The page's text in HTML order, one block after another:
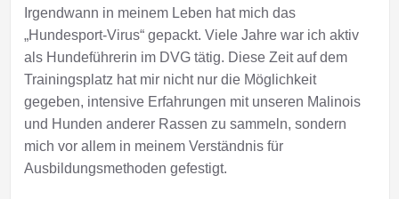
Irgendwann in meinem Leben hat mich das
„Hundesport-Virus“ gepackt. Viele Jahre war ich aktiv
als Hundeführerin im DVG tätig. Diese Zeit auf dem
Trainingsplatz hat mir nicht nur die Möglichkeit
gegeben, intensive Erfahrungen mit unseren Malinois
und Hunden anderer Rassen zu sammeln, sondern
mich vor allem in meinem Verständnis für
Ausbildungsmethoden gefestigt.